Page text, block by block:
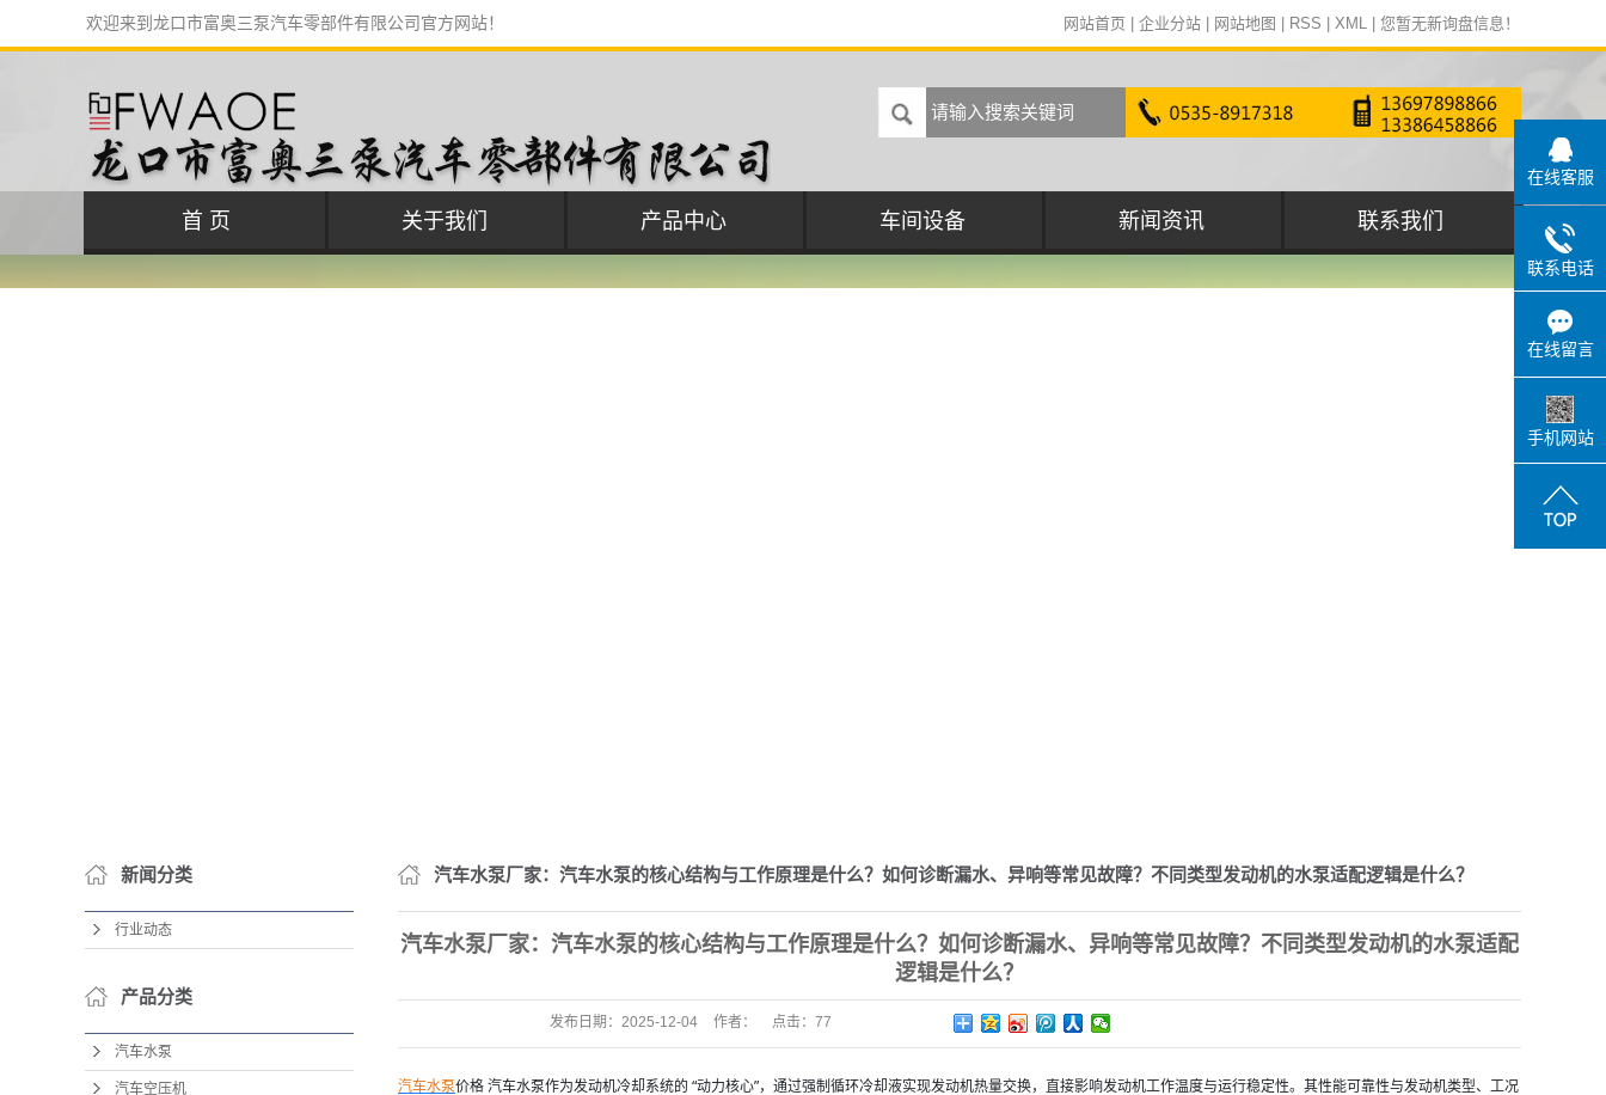
欢迎来到龙口市富奥三泵汽车零部件有限公司官方网站！ 网站首页 企业分站 网站地图 RSS XML 您暂无新询盘信息！
首 页 关于我们 产品中心 车间设备 新闻资讯 联系我们
新闻分类
行业动态
产品分类
汽车水泵
汽车空压机
汽车水泵厂家：汽车水泵的核心结构与工作原理是什么？如何诊断漏水、异响等常见故障？不同类型发动机的水泵适配逻辑是什么？
您的当前位置：首 页>>新闻资讯>>行业动态
汽车水泵厂家：汽车水泵的核心结构与工作原理是什么？如何诊断漏水、异响等常见故障？不同类型发动机的水泵适配
逻辑是什么？
发布日期： 2025-12-04 作者： 点击： 77
汽车水泵价格 汽车水泵作为发动机冷却系统的 “动力核心”，通过强制循环冷却液实现发动机热量交换，直接影响发动机工作温度与运行稳定性。其性能可靠性与发动机类型、工况
在线客服
联系电话
在线留言
手机网站